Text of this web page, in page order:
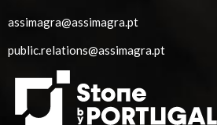
assimagra@assimagra.pt
public.relations@assimagra.pt